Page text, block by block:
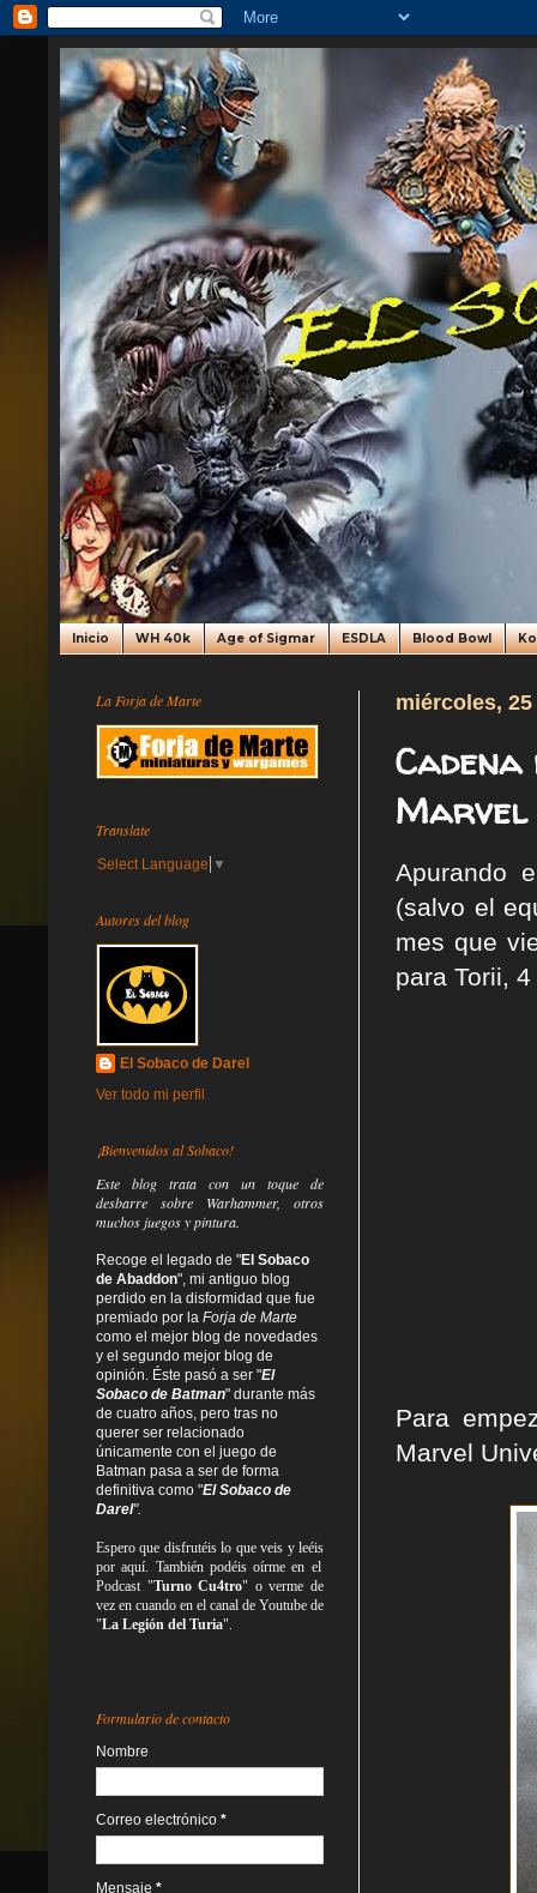
Inicio WH 40k Age of Sigmar ESDLA Blood Bowl
miércoles,
Marvel
Apurando
(salvo el
mes que
para Torii,
Para
Marvel
La Forja de Marte
Translate
Select Language ▼
Autores del blog
El Sobaco de Darel
Ver todo mi perfil
¡Bienvenidos al Sobaco!
Este blog trata con un toque de
desbarre sobre Warhammer, otros
muchos juegos y pintura.
Recoge el legado de "El Sobaco
de Abaddon", mi antiguo blog
perdido en la disformidad que fue
premiado por la Forja de Marte
como el mejor blog de novedades
y el segundo mejor blog de
opinión. Éste pasó a ser "El
Sobaco de Batman" durante más
de cuatro años, pero tras no
querer ser relacionado
únicamente con el juego de
Batman pasa a ser de forma
definitiva como "El Sobaco de
Darel".
Espero que disfrutéis lo queveis yleéis
por aquí. También podéis oírme en el
Podcast "Turno Cu4tro" o verme de
vez en cuando en el canal de Youtube de
"La Legión del Turia".
Formulario de contacto
Nombre
Correo electrónico *
Mensaje *